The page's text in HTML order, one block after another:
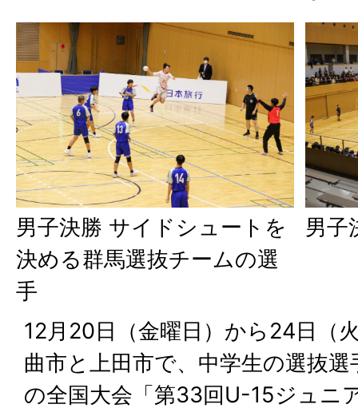
男子決勝 サイドシュートを
決める群馬選抜チームの選
手
男子
12月20日（金曜日）から24日（
曲市と上田市で、中学生の選抜
の全国大会「第33回U-15ジュニ